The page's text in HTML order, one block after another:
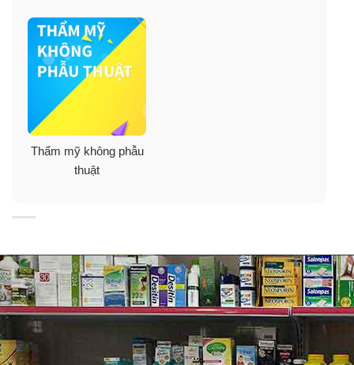
ĐỌC KỸ HƯỚNG DẪN SỬ DỤNG TRƯỚC KHI
DÙNG.
KHUYẾN NGHỊ DÙNG KHI MANG THAI:
Tham khảo ý kiến bác sĩ:
sản phẩm chăm sóc da nào trong thời kỳ mang thai, đặc
biệt là các sản phẩm dùng cho vùng da nhạy cảm như
nhũ hoa, bạn nên tham khảo ý kiến của bác sĩ hoặc
Kiểm tra thành phần:
gây hại trong thời kỳ mang thai.
Thử nghiệm trên vùng da nhỏ:Trước khi sử dụng
rộng rãi, hãy thử sản phẩm trên một vùng da nhỏ để
kiểm tra phản ứng dị ứng hoặc kích ứng.
Thẩm mỹ không phẫu
thuật